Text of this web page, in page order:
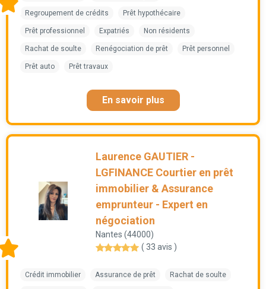
Regroupement de crédits Prêt hypothécaire
Prêt professionnel Expatriés Non résidents
Rachat de soulte Renégociation de prêt Prêt personnel
Prêt auto Prêt travaux
En savoir plus
Laurence GAUTIER -
LGFINANCE Courtier en prêt
immobilier & Assurance
emprunteur - Expert en
négociation
Nantes (44000)
( 33 avis )
Crédit immobilier Assurance de prêt Rachat de soulte